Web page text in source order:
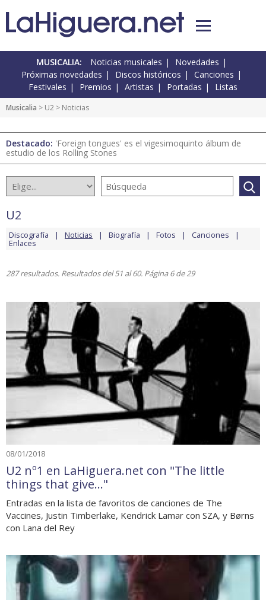
MUSICALIA: Noticias musicales
Novedades
Próximas novedades
Discos históricos
Canciones
Festivales
Premios Artistas Portadas Listas
Musicalia > U2 > Noticias
Destacado: 'Foreign tongues' es el vigesimoquinto álbum de
estudio de los Rolling Stones
U2
Discografía Noticias Biografía Fotos Canciones
Enlaces
287 resultados. Resultados del 51 al 60. Página 6 de 29
08/01/2018
U2 nº1 en LaHiguera.net con "The little
things that give..."
Entradas en la lista de favoritos de canciones de The
Vaccines, Justin Timberlake, Kendrick Lamar con SZA, y Børns
con Lana del Rey